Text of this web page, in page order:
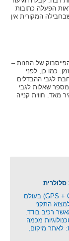
הפעלה כתובות
המקורית אין
של החנות –
כמו כן, לפני
לגבי ההבדלים
מספר שאלות לגבי
מאד. חווית קנייה
מודולים משולבים (GPS + GSM/LTE) בעולם
התקני
רכיב בודד.
מכמה
לאתר מיקום,